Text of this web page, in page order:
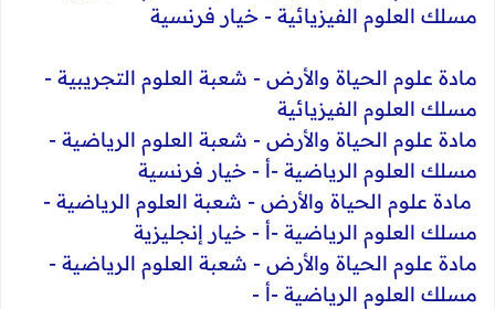
مسلك العلوم الفيزيائية - خيار فرنسية
​مادة علوم الحياة والأرض - شعبة العلوم التجريبية -
مسلك العلوم الفيزيائية
مادة علوم الحياة والأرض - شعبة العلوم الرياضية -
مسلك العلوم الرياضية -أ - خيار فرنسية
​ مادة علوم الحياة والأرض - شعبة العلوم الرياضية -
مسلك العلوم الرياضية -أ - خيار إنجليزية
​مادة علوم الحياة والأرض - شعبة العلوم الرياضية -
مسلك العلوم الرياضية -أ -